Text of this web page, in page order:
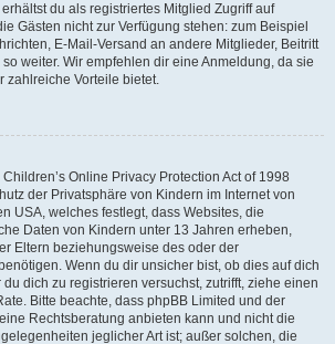
du als registriertes Mitglied Zugriff auf
Gästen nicht zur Verfügung stehen: zum Beispiel
E-Mail-Versand an andere Mitglieder, Beitritt
weiter. Wir empfehlen dir eine Anmeldung, da sie
zahlreiche Vorteile bietet.
Online Privacy Protection Act of 1998
der Privatsphäre von Kindern im Internet von
USA, welches festlegt, dass Websites, die
Daten von Kindern unter 13 Jahren erheben,
Eltern beziehungsweise des oder der
Wenn du dir unsicher bist, ob dies auf dich
dich zu registrieren versuchst, zutrifft, ziehe einen
Bitte beachte, dass phpBB Limited und der
Rechtsberatung anbieten kann und nicht die
jeglicher Art ist; außer solchen, die